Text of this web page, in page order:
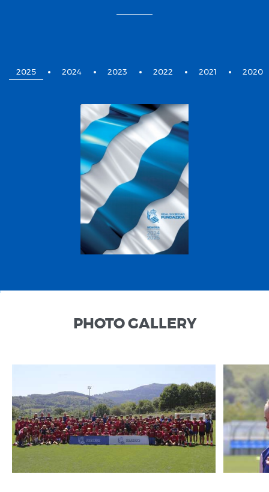
2025 2024 2023 2022 2021 2020
PHOTO GALLERY